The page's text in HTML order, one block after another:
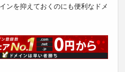
ンを抑えておくのにも便利なドメ